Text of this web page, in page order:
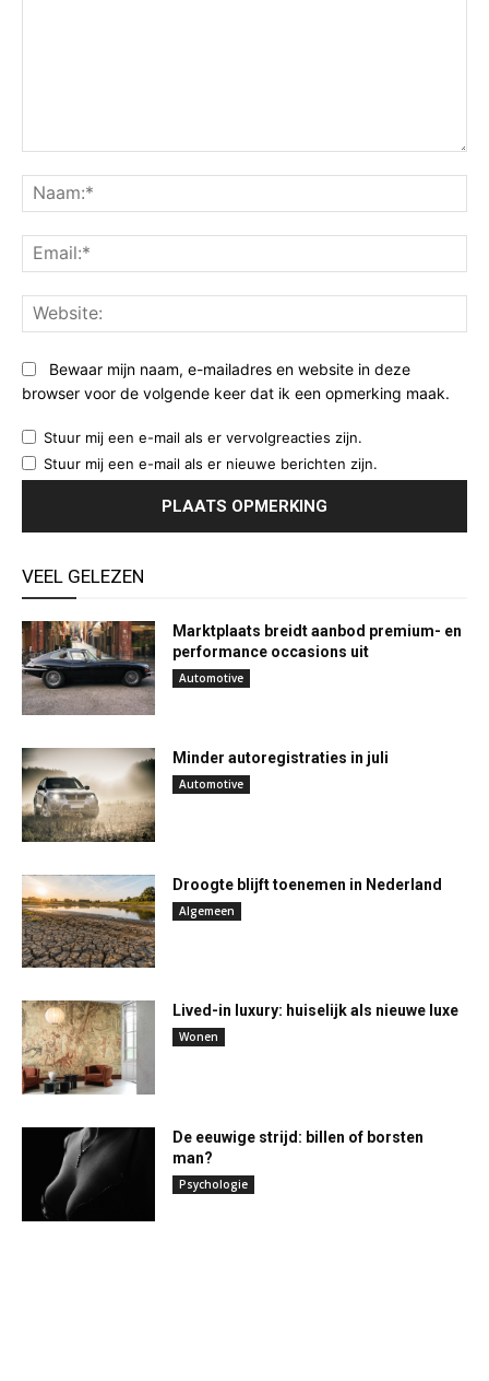
Bewaar mijn naam, e-mailadres en website in deze
browser voor de volgende keer dat ik een opmerking maak.
Stuur mij een e-mail als er vervolgreacties zijn.
Stuur mij een e-mail als er nieuwe berichten zijn.
VEEL GELEZEN
Marktplaats breidt aanbod premium- en
performance occasions uit
Automotive
Minder autoregistraties in juli
Automotive
Droogte blijft toenemen in Nederland
Algemeen
Lived-in luxury: huiselijk als nieuwe luxe
Wonen
De eeuwige strijd: billen of borsten
man?
Psychologie